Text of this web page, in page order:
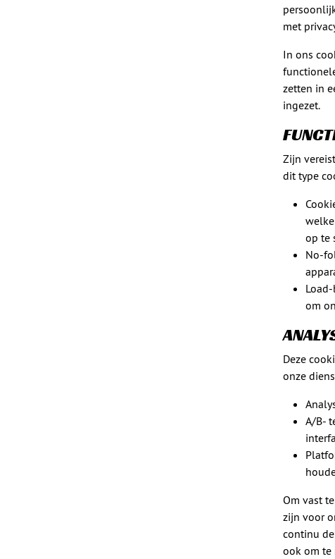
met
In ons
zetten in
ingezet.
Zijn
dit type
op te
No-
om
Deze
onze
A/B-
Om vast
zijn voor
continu
ook om te